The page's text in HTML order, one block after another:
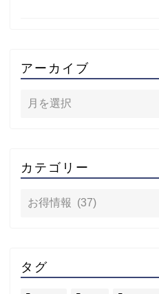
アーカイブ
カテゴリー
タグ